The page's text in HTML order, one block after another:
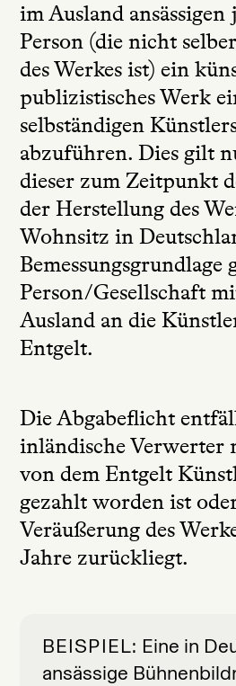
im Ausland
Person (die nicht
des Werkes ist) ein
publizistisches Werk
selbständigen
abzuführen. Dies gilt
dieser zum Zeitpunkt
der Herstellung des
Wohnsitz in
Bemessungsgrundlage
Person/Gesellschaft
Ausland an die
Entgelt.
Die Abgabeflicht
inländische Verwerter
von dem Entgelt
gezahlt worden ist
Veräußerung des
Jahre zurückliegt.
BEISPIEL Eine in
ansässige